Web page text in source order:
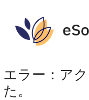
エラー：ア
た。